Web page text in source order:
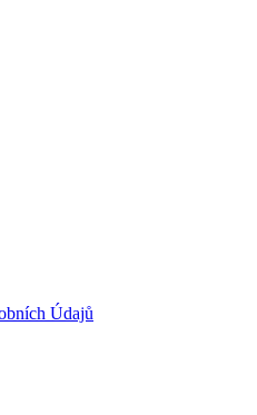
Údajů